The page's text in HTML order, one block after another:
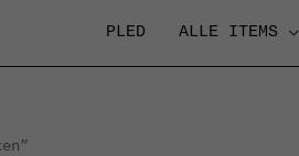
PLED ALLE ITEMS